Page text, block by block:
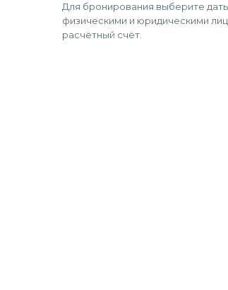
Для бронирования выберите
физическими и юридическими
расчётный счёт.